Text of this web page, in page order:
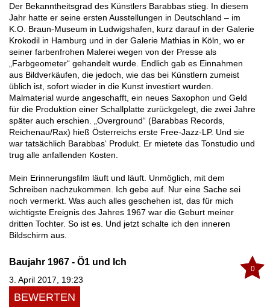
Der Bekanntheitsgrad des Künstlers Barabbas stieg. In diesem
Jahr hatte er seine ersten Ausstellungen in Deutschland – im
K.O. Braun-Museum in Ludwigshafen, kurz darauf in der Galerie
Krokodil in Hamburg und in der Galerie Mathias in Köln, wo er
seiner farbenfrohen Malerei wegen von der Presse als
„Farbgeometer“ gehandelt wurde. Endlich gab es Einnahmen
aus Bildverkäufen, die jedoch, wie das bei Künstlern zumeist
üblich ist, sofort wieder in die Kunst investiert wurden.
Malmaterial wurde angeschafft, ein neues Saxophon und Geld
für die Produktion einer Schallplatte zurückgelegt, die zwei Jahre
später auch erschien. „Overground“ (Barabbas Records,
Reichenau/Rax) hieß Österreichs erste Free-Jazz-LP. Und sie
war tatsächlich Barabbas‘ Produkt. Er mietete das Tonstudio und
trug alle anfallenden Kosten.
Mein Erinnerungsfilm läuft und läuft. Unmöglich, mit dem
Schreiben nachzukommen. Ich gebe auf. Nur eine Sache sei
noch vermerkt. Was auch alles geschehen ist, das für mich
wichtigste Ereignis des Jahres 1967 war die Geburt meiner
dritten Tochter. So ist es. Und jetzt schalte ich den inneren
Bildschirm aus.
0
Baujahr 1967 - Ö1 und Ich
3. April 2017, 19:23
BEWERTEN